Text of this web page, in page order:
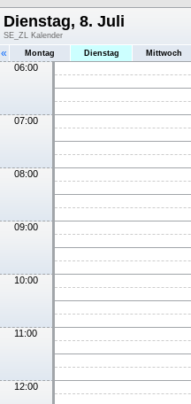
Dienstag, 8. Juli
SE_ZL Kalender
« Montag Dienstag Mittwoch
06:00
07:00
08:00
09:00
10:00
11:00
12:00